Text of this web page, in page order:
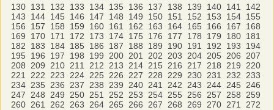
130 131 132 133 134 135 136 137 138 139 140 141
142
143
144 145 146 147 148 149 150 151 152 153 154 155
156
157 158 159 160 161 162 163 164 165 166 167
168
169
170 171 172 173 174 175 176 177 178 179 180 181
182
183 184 185 186 187 188 189 190 191 192 193
194
195
196 197 198 199 200 201 202 203 204 205 206
207
208
209 210 211 212 213 214 215 216 217 218 219
220
221
222 223 224 225 226 227 228 229 230 231 232
233
234 235 236 237 238 239 240 241 242 243 244 245
246
247
248 249 250 251 252 253 254 255 256 257 258
259
260 261 262 263 264 265 266 267 268 269 270 271
272